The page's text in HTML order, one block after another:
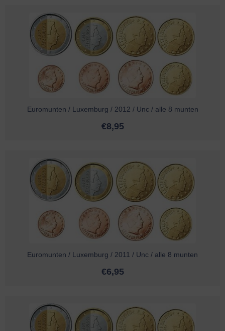
Euromunten / Luxemburg / 2012 / Unc / alle 8 munten
€8,95
Euromunten / Luxemburg / 2011 / Unc / alle 8 munten
€6,95